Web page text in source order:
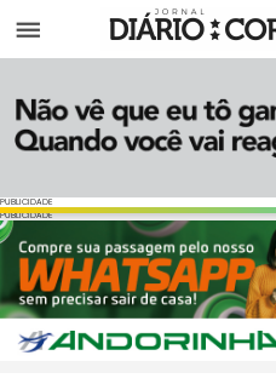
Menu
PUBLICIDADE
PUBLICIDADE